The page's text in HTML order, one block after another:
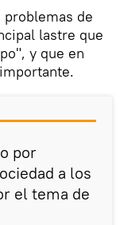
de
lastre que
y que en
por
a los
el tema de